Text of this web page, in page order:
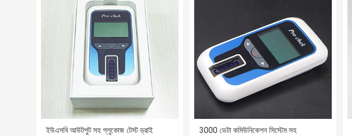
ইউএসবি আউটপুট সহ গ্লুকোজ টেস্ট ড্রাই
3000 ডেটা কমিউনিকেশন সিস্টেম সহ